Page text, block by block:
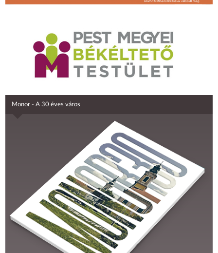
Monor - A 30 éves város